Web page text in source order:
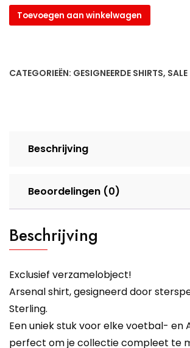
€ 229,95.€ 179,95.
Gesigneerd
Raheem
shirt
Toevoegen aan winkelwagen
CATEGORIEËN: GESIGNEERDE SHIRTS, SALE
Beschrijving
Beoordelingen (0)
Beschrijving
Exclusief verzamelobject!
Arsenal shirt, gesigneerd door
Sterling.
Een uniek stuk voor elke voetbal- en
perfect om je collectie compleet te